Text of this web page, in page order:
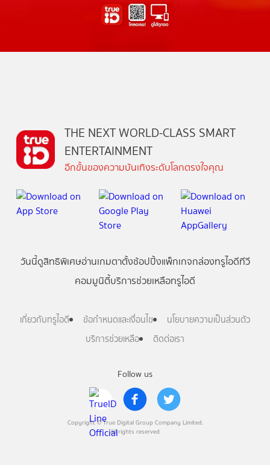
Follow us
Copyright © True Digital Group Company Limited.
All rights reserved
THE NEXT WORLD-CLASS SMART
ENTERTAINMENT
อีกขั้นของความบันเทิงระดับโลกตรงใจคุณ
วันนี้ดูสิทธิพิเศษอ่านเกมตาตั้งช้อปปิ้งแพ็กเกจกล่องทรูไอดีทีวี
คอมมูนิตี้บริการช่วยเหลือทรูไอดี
เกี่ยวกับทรูไอดี ข้อกำหนดและเงื่อนไข
นโยบายความเป็นส่วนตัว
บริการช่วยเหลือ
ติดต่อเรา